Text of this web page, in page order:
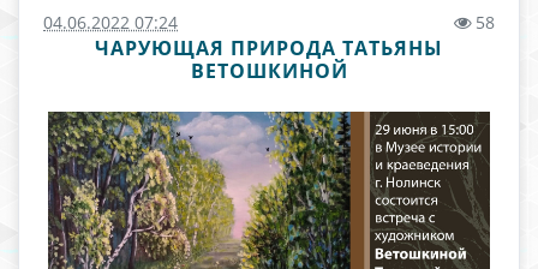
04.06.2022 07:24 58
ЧАРУЮЩАЯ ПРИРОДА ТАТЬЯНЫ
ВЕТОШКИНОЙ